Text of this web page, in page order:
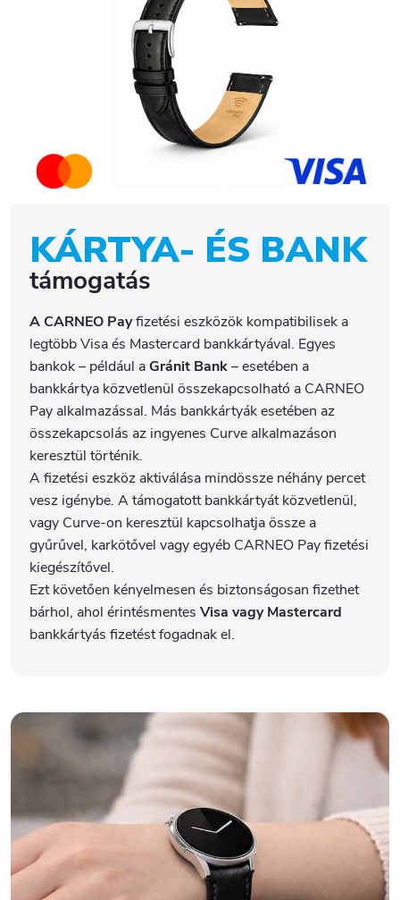
KÁRTYA- ÉS BANK
támogatás
A CARNEO Payfizetési eszközök kompatibilisek a
legtöbb Visa és Mastercard bankkártyával. Egyes
bankok – például aGránit Bank– esetében a
bankkártya közvetlenül összekapcsolható a CARNEO
Pay alkalmazással. Más bankkártyák esetében az
összekapcsolás az ingyenes Curve alkalmazáson
keresztül történik.
A fizetési eszköz aktiválása mindössze néhány percet
vesz igénybe. A támogatott bankkártyát közvetlenül,
vagy Curve-on keresztül kapcsolhatja össze a
gyűrűvel, karkötővel vagy egyéb CARNEO Pay fizetési
kiegészítővel.
Ezt követően kényelmesen és biztonságosan fizethet
bárhol, ahol érintésmentesVisa vagy Mastercard
bankkártyás fizetést fogadnak el.